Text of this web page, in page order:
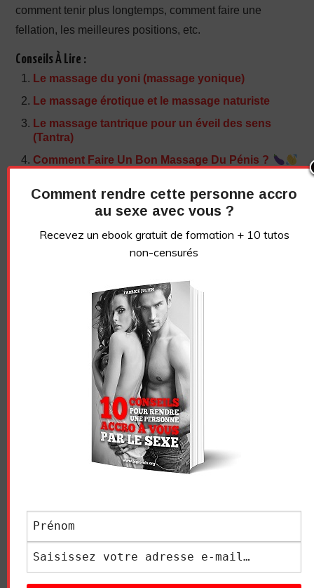
comment tenir plus longtemps, comment faire une
fellation, les meilleures positions, etc.
Conseils À Lire :
Le massage du yoni (massage yonique)
Le massage érotique et le massage naturiste
Le massage tantrique pour un éveil des sens
(Tantra)
Comment Faire Un Bon Massage Du Pénis ?
NE PERDONS PAS CONTACT !
Abonnez-vous à la
newsletter
Recevez un ebook de conseils gratuit + 10 tutos
vidéos sans censure
Comment rendre cette personne accro
au sexe avec vous ?
Recevez un ebook gratuit de formation + 10 tutos
non-censurés